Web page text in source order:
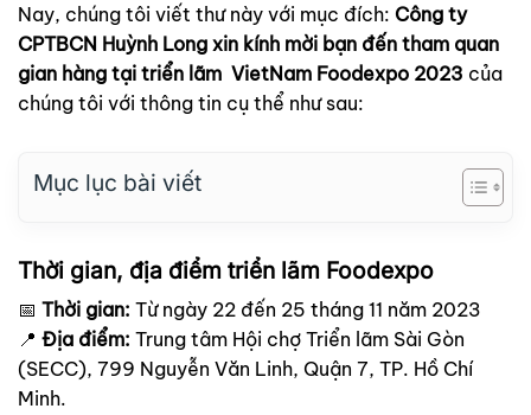
Nay, chúng tôi viết thư này với mục đích: Công ty
CPTBCN Huỳnh Long xin kính mời bạn đến tham quan
gian hàng tại triển lãm VietNam Foodexpo 2023 của
chúng tôi với thông tin cụ thể như sau:
Mục lục bài viết
Thời gian, địa điểm triển lãm Foodexpo
📅 Thời gian: Từ ngày 22 đến 25 tháng 11 năm 2023
📍 Địa điểm: Trung tâm Hội chợ Triển lãm Sài Gòn
(SECC), 799 Nguyễn Văn Linh, Quận 7, TP. Hồ Chí
Minh.